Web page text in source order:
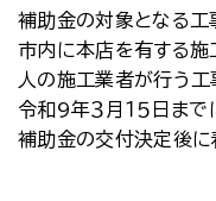
補助金の対象となる工
市内に本店を有する施
人の施工業者が行う工
令和9年３月１５日まで
補助金の交付決定後に